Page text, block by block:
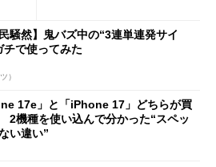
民騒然】鬼バズ中の“3連単連発サイ
チで使ってみた
）
17e」と「iPhone 17」どちらが買
2機種を使い込んで分かった“スペッ
い違い”